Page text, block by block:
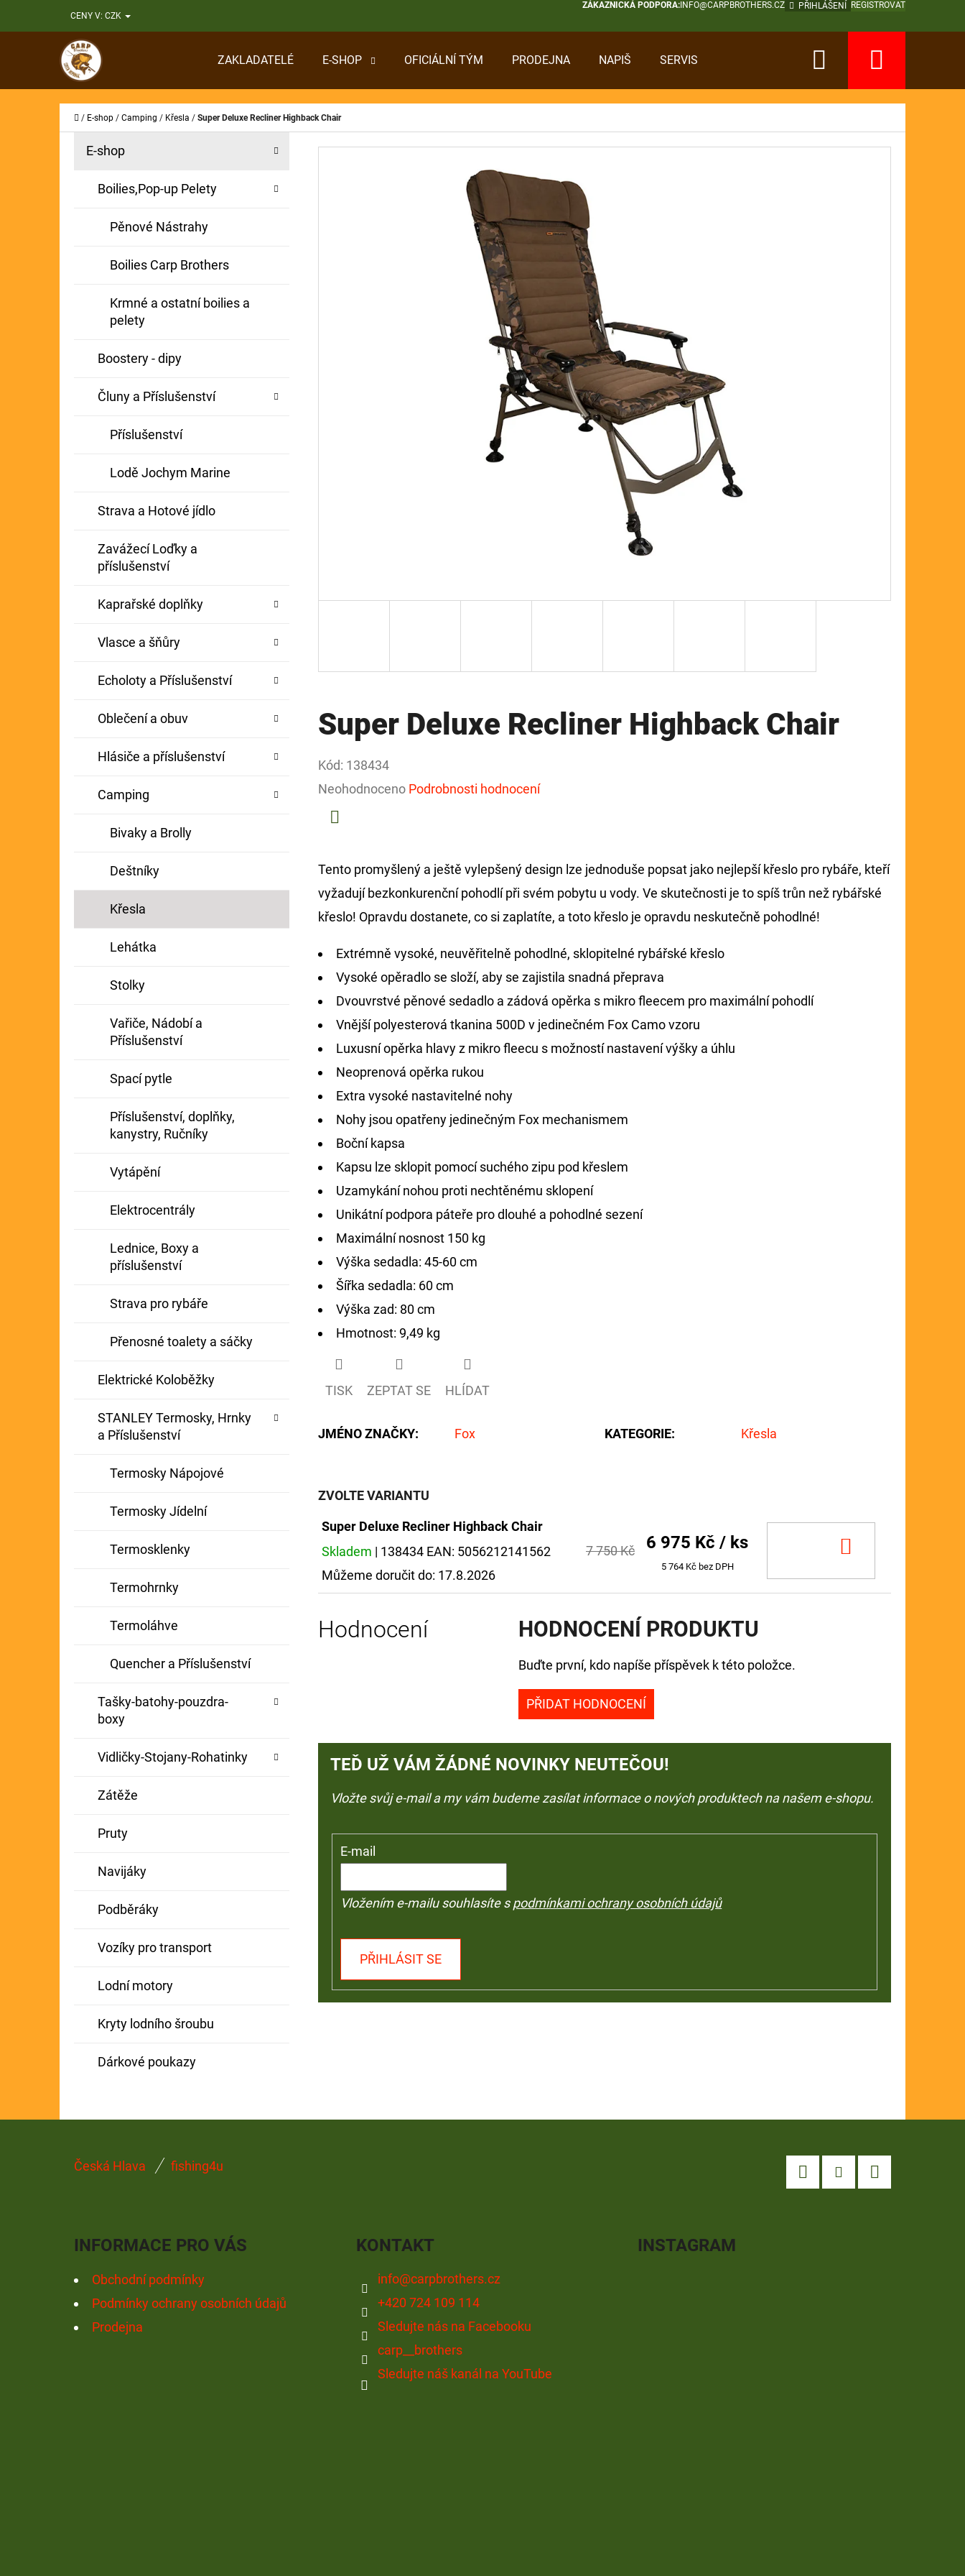
na
CENY V: CZK
ZÁKAZNICKÁ PODPORA:INFO@CARPBROTHERS.CZ PŘIHLÁŠENÍ REGISTROVAT
ZAKLADATELÉ E-SHOP OFICIÁLNÍ TÝM PRODEJNA NAPIŠ SERVIS Hledat
Domů
/ E-shop / Camping / Křesla / Super Deluxe Recliner Highback Chair
Přeskočit
E-shop
Boilies,Pop-up Pelety
Pěnové Nástrahy
Boilies Carp Brothers
Krmné a ostatní boilies a
pelety
Boostery - dipy
Čluny a Příslušenství
Příslušenství
Lodě Jochym Marine
Strava a Hotové jídlo
Zavážecí Loďky a
příslušenství
Kaprařské doplňky
Vlasce a šňůry
Echoloty a Příslušenství
Oblečení a obuv
Hlásiče a příslušenství
Camping
Bivaky a Brolly
Deštníky
Křesla
Lehátka
Stolky
Vařiče, Nádobí a
Příslušenství
Spací pytle
Příslušenství, doplňky,
kanystry, Ručníky
Vytápění
Elektrocentrály
Lednice, Boxy a
příslušenství
Strava pro rybáře
Přenosné toalety a sáčky
Elektrické Koloběžky
STANLEY Termosky, Hrnky
a Příslušenství
Termosky Nápojové
Termosky Jídelní
Termosklenky
Termohrnky
Termoláhve
Quencher a Příslušenství
Tašky-batohy-pouzdra-
boxy
Vidličky-Stojany-Rohatinky
Zátěže
Pruty
Navijáky
Podběráky
Vozíky pro transport
Lodní motory
Kryty lodního šroubu
Dárkové poukazy
Super Deluxe Recliner Highback Chair
Kód: 138434
Průměrné
hodnocení
hvězdiček.
Neohodnoceno Podrobnosti hodnocení
Tento promyšlený a ještě vylepšený design lze jednoduše popsat jako nejlepší křeslo pro rybáře, kteří
vyžadují bezkonkurenční pohodlí při svém pobytu u vody. Ve skutečnosti je to spíš trůn než rybářské
křeslo! Opravdu dostanete, co si zaplatíte, a toto křeslo je opravdu neskutečně pohodlné!
Extrémně vysoké, neuvěřitelně pohodlné, sklopitelné rybářské křeslo
Vysoké opěradlo se složí, aby se zajistila snadná přeprava
Dvouvrstvé pěnové sedadlo a zádová opěrka s mikro fleecem pro maximální pohodlí
Vnější polyesterová tkanina 500D v jedinečném Fox Camo vzoru
Luxusní opěrka hlavy z mikro fleecu s možností nastavení výšky a úhlu
Neoprenová opěrka rukou
Extra vysoké nastavitelné nohy
Nohy jsou opatřeny jedinečným Fox mechanismem
Boční kapsa
Kapsu lze sklopit pomocí suchého zipu pod křeslem
Uzamykání nohou proti nechtěnému sklopení
Unikátní podpora páteře pro dlouhé a pohodlné sezení
Maximální nosnost 150 kg
Výška sedadla: 45-60 cm
Šířka sedadla: 60 cm
Výška zad: 80 cm
Hmotnost: 9,49 kg
TISK ZEPTAT SE HLÍDAT
JMÉNO ZNAČKY: Fox KATEGORIE: Křesla
ZVOLTE VARIANTU
Super Deluxe Recliner Highback Chair
Skladem | 138434 EAN: 5056212141562
Můžeme doručit do: 17.8.2026
7 750 Kč 6 975 Kč / ks
5 764 Kč bez DPH
Hodnocení HODNOCENÍ PRODUKTU
Buďte první, kdo napíše příspěvek k této položce.
PŘIDAT HODNOCENÍ
TEĎ UŽ VÁM ŽÁDNÉ NOVINKY NEUTEČOU!
Vložte svůj e-mail a my vám budeme zasílat informace o nových produktech na našem e-shopu.
E-mail
Vložením e-mailu souhlasíte spodmínkami ochrany osobních údajů
PŘIHLÁSIT SE
O
Í
Zpět
do
obchodu
Zpět
do
obchodu
CO POTŘEBUJETE NAJÍT?
HLEDAT
DOPORUČUJEME
BOILIE RIG PLUS 25LB
Původně: 79 Kč
FOX CARP SUB FLOAT
202 Kč
Původně:
225 Kč
Česká Hlava fishing4u
INFORMACE PRO VÁS
Obchodní podmínky
Podmínky ochrany osobních údajů
Prodejna
KONTAKT
info@carpbrothers.cz
+420 724 109 114
Sledujte nás na Facebooku
carp__brothers
Sledujte náš kanál na YouTube
INSTAGRAM